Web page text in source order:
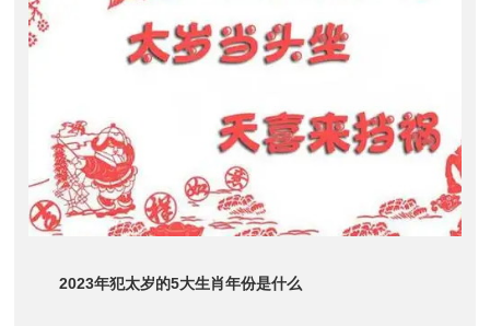
2023年犯太岁的5大生肖年份是什么